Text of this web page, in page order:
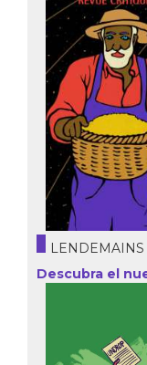
LENDEMAINS
Descubra el